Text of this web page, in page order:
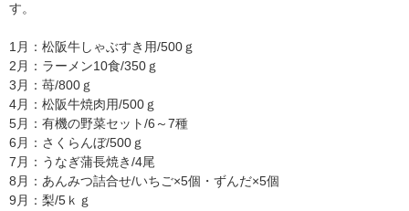
す。
1月：松阪牛しゃぶすき用/500ｇ
2月：ラーメン10食/350ｇ
3月：苺/800ｇ
4月：松阪牛焼肉用/500ｇ
5月：有機の野菜セット/6～7種
6月：さくらんぼ/500ｇ
7月：うなぎ蒲長焼き/4尾
8月：あんみつ詰合せ/いちご×5個・ずんだ×5個
9月：梨/5ｋｇ